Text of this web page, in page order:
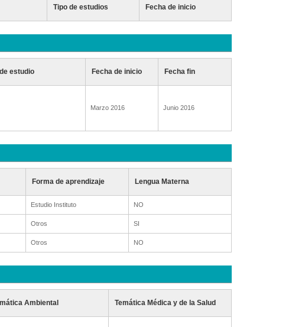
Tipo de estudios Fecha de inicio
estudio Fecha de inicio Fecha fin
Marzo 2016 Junio 2016
Forma de aprendizaje Lengua Materna
Estudio Instituto NO
Otros SI
Otros NO
Ambiental Temática Médica y de la Salud